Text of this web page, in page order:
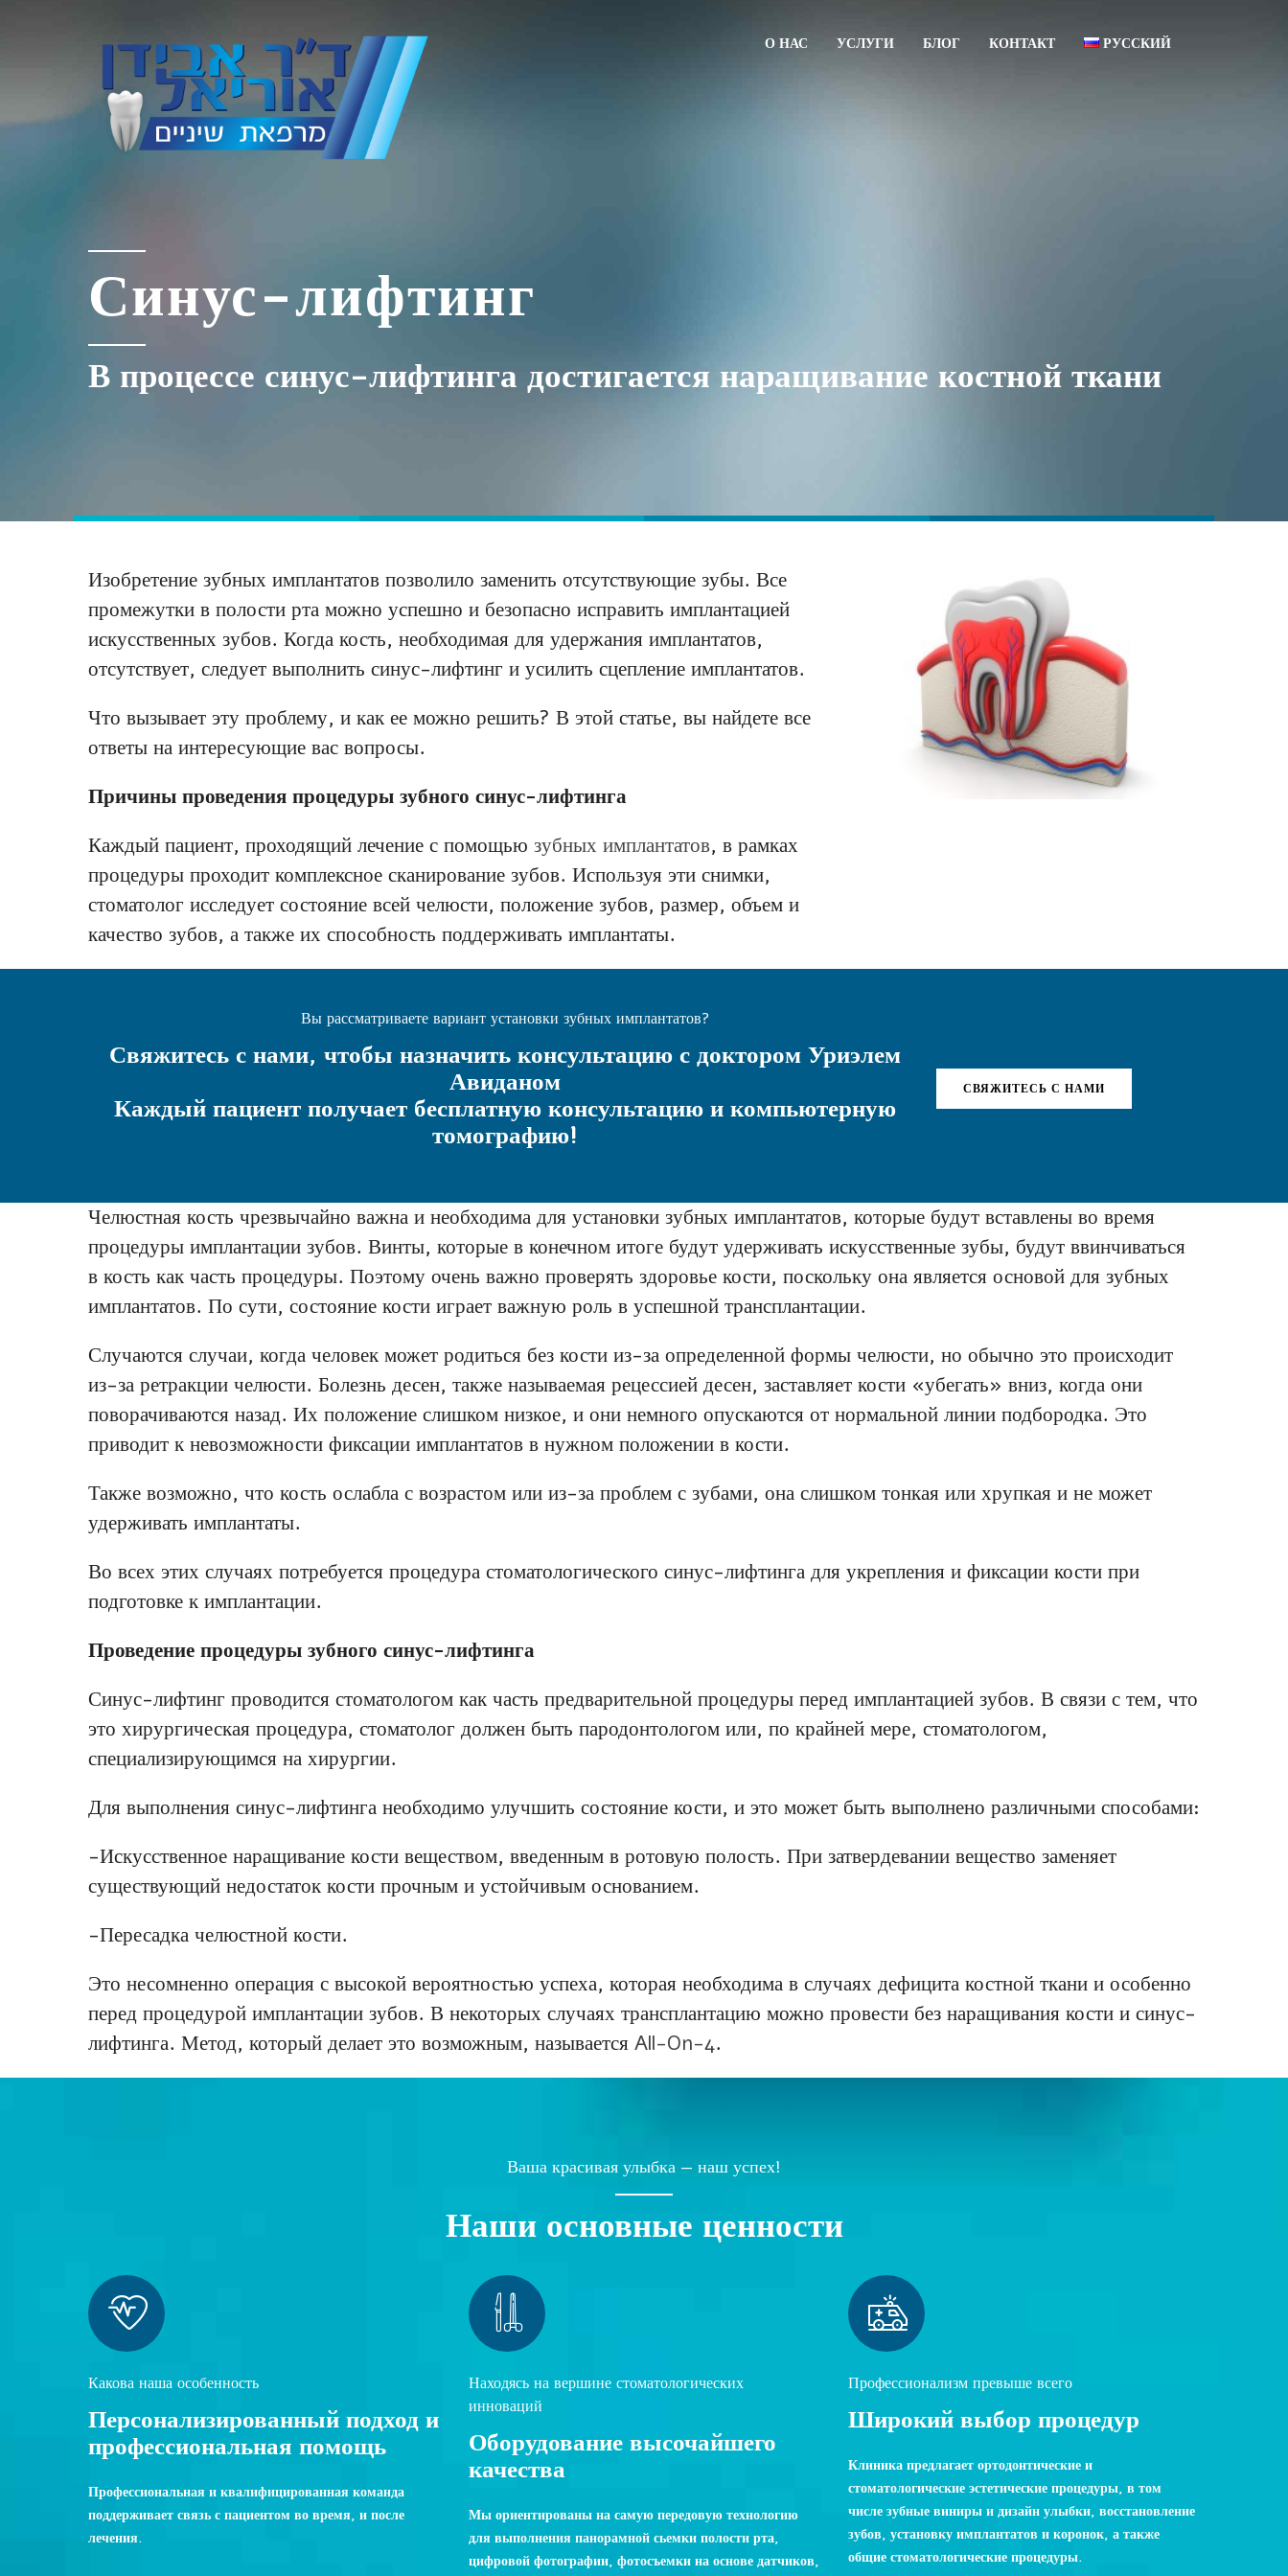
О НАС УСЛУГИ БЛОГ КОНТАКТ РУССКИЙ
Синус-лифтинг
В процессе синус-лифтинга достигается наращивание костной ткани
Изобретение зубных имплантатов позволило заменить отсутствующие зубы. Все
промежутки в полости рта можно успешно и безопасно исправить имплантацией
искусственных зубов. Когда кость, необходимая для удержания имплантатов,
отсутствует, следует выполнить синус-лифтинг и усилить сцепление имплантатов.
Что вызывает эту проблему, и как ее можно решить? В этой статье, вы найдете все
ответы на интересующие вас вопросы.
Причины проведения процедуры зубного синус-лифтинга
Каждый пациент, проходящий лечение с помощью зубных имплантатов, в рамках
процедуры проходит комплексное сканирование зубов. Используя эти снимки,
стоматолог исследует состояние всей челюсти, положение зубов, размер, объем и
качество зубов, а также их способность поддерживать имплантаты.
Вы рассматриваете вариант установки зубных имплантатов?
Свяжитесь с нами, чтобы назначить консультацию с доктором Уриэлем
Авиданом
Каждый пациент получает бесплатную консультацию и компьютерную
томографию!
СВЯЖИТЕСЬ С НАМИ
Челюстная кость чрезвычайно важна и необходима для установки зубных имплантатов, которые будут вставлены во время
процедуры имплантации зубов. Винты, которые в конечном итоге будут удерживать искусственные зубы, будут ввинчиваться
в кость как часть процедуры. Поэтому очень важно проверять здоровье кости, поскольку она является основой для зубных
имплантатов. По сути, состояние кости играет важную роль в успешной трансплантации.
Случаются случаи, когда человек может родиться без кости из-за определенной формы челюсти, но обычно это происходит
из-за ретракции челюсти. Болезнь десен, также называемая рецессией десен, заставляет кости «убегать» вниз, когда они
поворачиваются назад. Их положение слишком низкое, и они немного опускаются от нормальной линии подбородка. Это
приводит к невозможности фиксации имплантатов в нужном положении в кости.
Также возможно, что кость ослабла с возрастом или из-за проблем с зубами, она слишком тонкая или хрупкая и не может
удерживать имплантаты.
Во всех этих случаях потребуется процедура стоматологического синус-лифтинга для укрепления и фиксации кости при
подготовке к имплантации.
Проведение процедуры зубного синус-лифтинга
Синус-лифтинг проводится стоматологом как часть предварительной процедуры перед имплантацией зубов. В связи с тем, что
это хирургическая процедура, стоматолог должен быть пародонтологом или, по крайней мере, стоматологом,
специализирующимся на хирургии.
Для выполнения синус-лифтинга необходимо улучшить состояние кости, и это может быть выполнено различными способами:
-Искусственное наращивание кости веществом, введенным в ротовую полость. При затвердевании вещество заменяет
существующий недостаток кости прочным и устойчивым основанием.
-Пересадка челюстной кости.
Это несомненно операция с высокой вероятностью успеха, которая необходима в случаях дефицита костной ткани и особенно
перед процедурой имплантации зубов. В некоторых случаях трансплантацию можно провести без наращивания кости и синус-
лифтинга. Метод, который делает это возможным, называется All-On-4.
Ваша красивая улыбка — наш успех!
Наши основные ценности
Какова наша особенность
Персонализированный подход и
профессиональная помощь
Профессиональная и квалифицированная команда
поддерживает связь с пациентом во время, и после
лечения.
Находясь на вершине стоматологических
инноваций
Оборудование высочайшего
качества
Мы ориентированы на самую передовую технологию
для выполнения панорамной сьемки полости рта,
цифровой фотографии, фотосъемки на основе датчиков,
Профессионализм превыше всего
Широкий выбор процедур
Клиника предлагает ортодонтические и
стоматологические эстетические процедуры, в том
числе зубные виниры и дизайн улыбки, восстановление
зубов, установку имплантатов и коронок, а также
общие стоматологические процедуры.